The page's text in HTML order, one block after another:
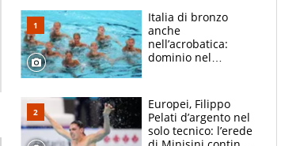
Italia di bronzo
anche
nell’acrobatica:
dominio nel
e compagni
continuare
Europei, Filippo
Pelati d’argento nel
solo tecnico: l’erede